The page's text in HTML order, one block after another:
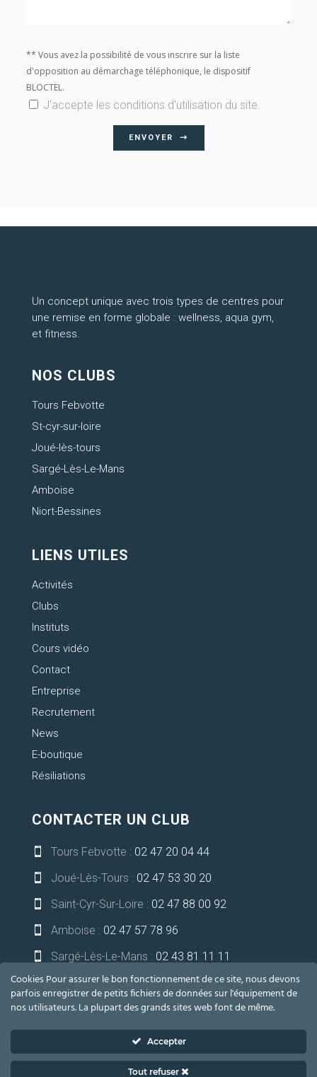
** Vous avez la possibilité de vous inscrire sur la liste
d'opposition au démarchage téléphonique, le dispositif
BLOCTEL.
J'accepte les conditions d'utilisation du site.
ENVOYER
Un concept unique avec trois types de centres pour
une remise en forme globale : wellness, aqua gym,
et fitness.
NOS CLUBS
Tours Febvotte
St-cyr-sur-loire
Joué-lès-tours
Sargé-Lès-Le-Mans
Amboise
Niort-Bessines
LIENS UTILES
Activités
Clubs
Instituts
Cours vidéo
Contact
Entreprise
Recrutement
News
E-boutique
Résiliations
CONTACTER UN CLUB
 Tours Febvotte : 02 47 20 04 44
 Joué-Lès-Tours : 02 47 53 30 20
 Saint-Cyr-Sur-Loire : 02 47 88 00 92
 Amboise : 02 47 57 78 96
 Sargé-Lès-Le-Mans : 02 43 81 11 11
 Niort-Bessines :05 49 32 13 21
 communication@lesoceades.fr
Cookies Pour assurer le bon fonctionnement de ce site, nous devons
parfois enregistrer de petits fichiers de données sur l'équipement de
nos utilisateurs. La plupart des grands sites web font de même.
Accepter
Tout refuser